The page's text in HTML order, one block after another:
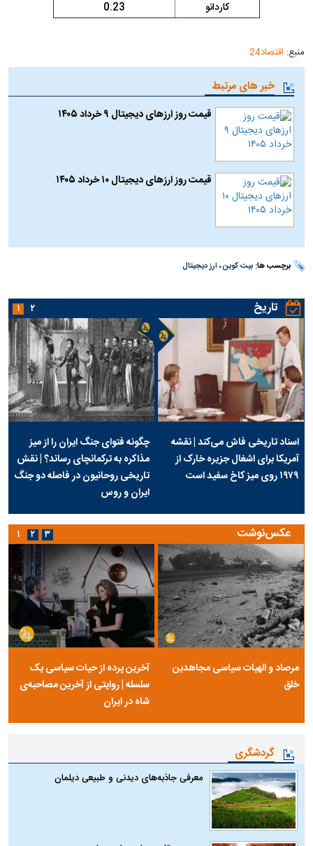
کاردانو
0.23
منبع: اقتصاد24
خبر های مرتبط
قیمت روز ارز‌های دیجیتال ۹ خرداد ۱۴۰۵
قیمت روز ارز‌های دیجیتال ۱۰ خرداد ۱۴۰۵
برچسب ها:بیت کوین، ارز دیجیتال
تاریخ
اسناد تاریخی فاش می‌کند | نقشه
آمریکا برای اشغال جزیره خارک از
۱۹۷۹ روی میز کاخ سفید است
چگونه فتوای جنگ ایران را از میز
مذاکره به ترکمانچای رساند؟ | نقش
تاریخی روحانیون در فاصله دو جنگ
ایران و روس
۱ ۲
عکس‌نوشت
مرصاد و الهیات سیاسی مجاهدین
خلق
آخرین پرده از حیات سیاسی یک
سلسله | روایتی از آخرین مصاحبه‌ی
شاه در ایران
۱ ۲ ۳
گردشگری
معرفی جاذبه‌های دیدنی و طبیعی دیلمان